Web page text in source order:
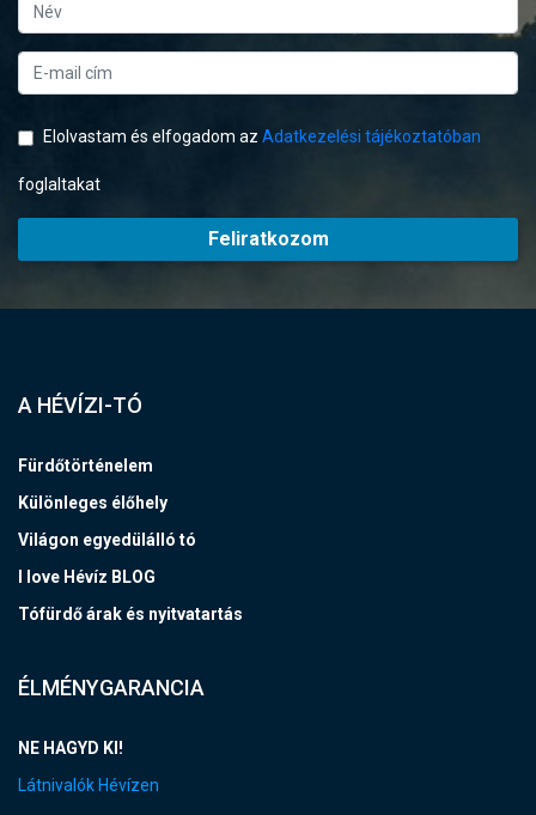
Elolvastam és elfogadom az Adatkezelési tájékoztatóban
foglaltakat
Feliratkozom
A HÉVÍZI-TÓ
Fürdőtörténelem
Különleges élőhely
Világon egyedülálló tó
I love Hévíz BLOG
Tófürdő árak és nyitvatartás
ÉLMÉNYGARANCIA
NE HAGYD KI!
Látnivalók Hévízen